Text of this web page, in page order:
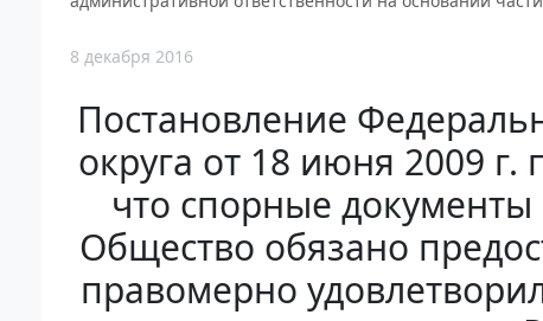
8 декабря 2016
Постановление
округа от 18 июня 2009 г.
что спорные
Общество обязано
правомерно